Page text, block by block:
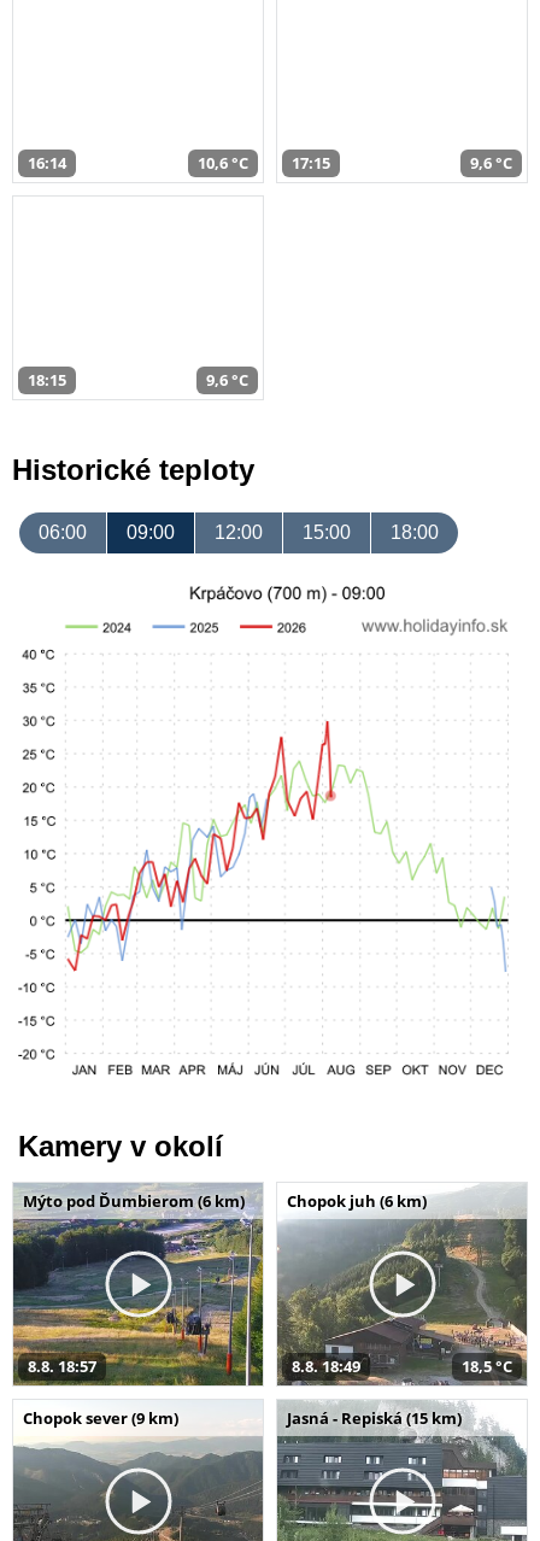
16:14 10,6 °C 17:15 9,6 °C
18:15 9,6 °C
Historické teploty
06:00 09:00 12:00 15:00 18:00
Kamery v okolí
Mýto pod Ďumbierom (6 km)
8.8. 18:57
Chopok juh (6 km)
8.8. 18:49 18,5 °C
Chopok sever (9 km) Jasná - Repiská (15 km)